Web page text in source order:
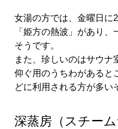
女湯の方では、金曜日に
「姫方の熱波」があり
そうです。
また、珍しいのはサウナ
仰ぐ用のうちわがあると
どに利用される方が多い
深蒸房（スチーム